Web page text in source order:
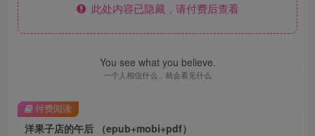
此处内容已隐藏，请付费后查看
You see what you believe.
一个人相信什么，就会看见什么
洋果子店的午后 （epub+mobi+pdf）
付费阅读